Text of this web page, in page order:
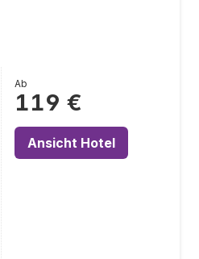
Ab
119 €
Ansicht Hotel